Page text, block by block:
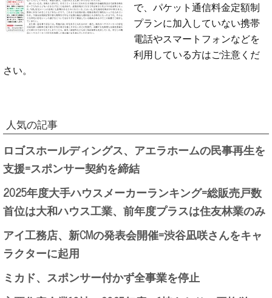
で、パケット通信料金定額制
プランに加入していない携帯
電話やスマートフォンなどを
利用している方はご注意くだ
さい。
人気の記事
ロゴスホールディングス、アエラホームの民事再生を
支援=スポンサー契約を締結
2025年度大手ハウスメーカーランキング=総販売戸数
首位は大和ハウス工業、前年度プラスは住友林業のみ
アイ工務店、新CMの発表会開催=渋谷凪咲さんをキャ
ラクターに起用
ミカド、スポンサー付かず全事業を停止